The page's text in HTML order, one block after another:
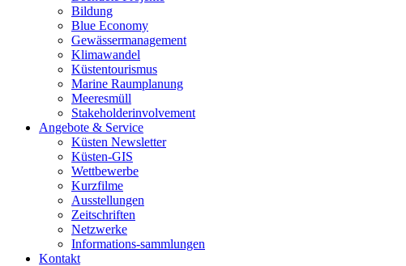
Bildung
Blue Economy
Gewässermanagement
Klimawandel
Küstentourismus
Marine Raumplanung
Meeresmüll
Stakeholderinvolvement
Angebote & Service
Küsten Newsletter
Küsten-GIS
Wettbewerbe
Kurzfilme
Ausstellungen
Zeitschriften
Netzwerke
Informations-sammlungen
Kontakt